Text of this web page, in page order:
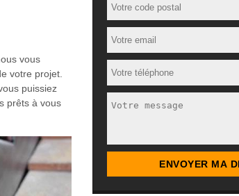
vous
votre projet.
puissiez
prêts à vous